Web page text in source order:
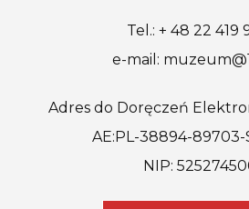
Tel.: + 48 22 419
e-mail:
Adres do Doręczeń
AE:PL-38894-89703-
NIP: